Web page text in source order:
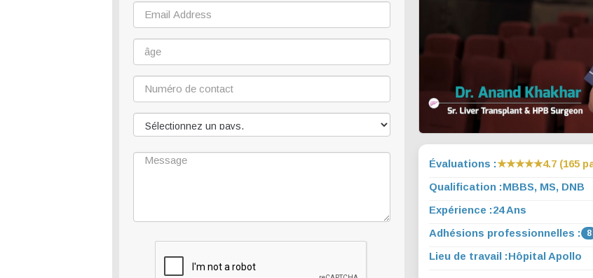
Évaluations :★★★★★4.7 (165
Qualification :MBBS, MS, DNB
Expérience :24 Ans
Adhésions professionnelles :
8
Lieu de travail :Hôpital Apollo